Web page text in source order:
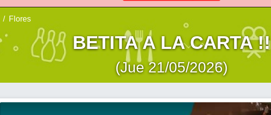
Flores
BETITA A LA CARTA !!
(Jue 21/05/2026)